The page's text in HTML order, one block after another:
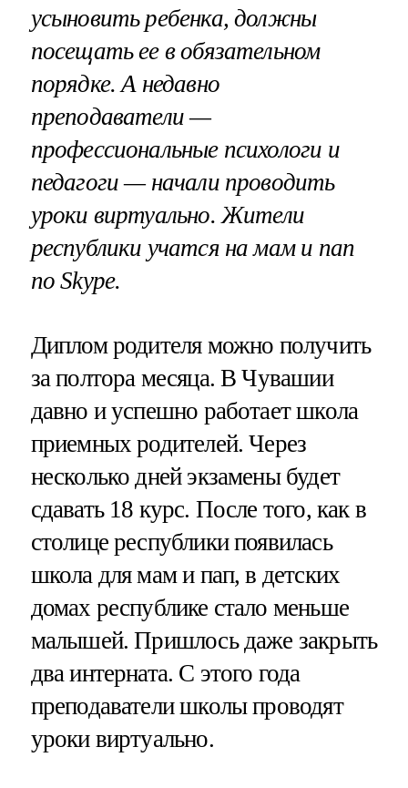
усыновить ребенка, должны
посещать ее в обязательном
порядке. А недавно
преподаватели —
профессиональные психологи и
педагоги — начали проводить
уроки виртуально. Жители
республики учатся на мам и пап
по Skype.
Диплом родителя можно получить
за полтора месяца. В Чувашии
давно и успешно работает школа
приемных родителей. Через
несколько дней экзамены будет
сдавать 18 курс. После того, как в
столице республики появилась
школа для мам и пап, в детских
домах республике стало меньше
малышей. Пришлось даже закрыть
два интерната. С этого года
преподаватели школы проводят
уроки виртуально.